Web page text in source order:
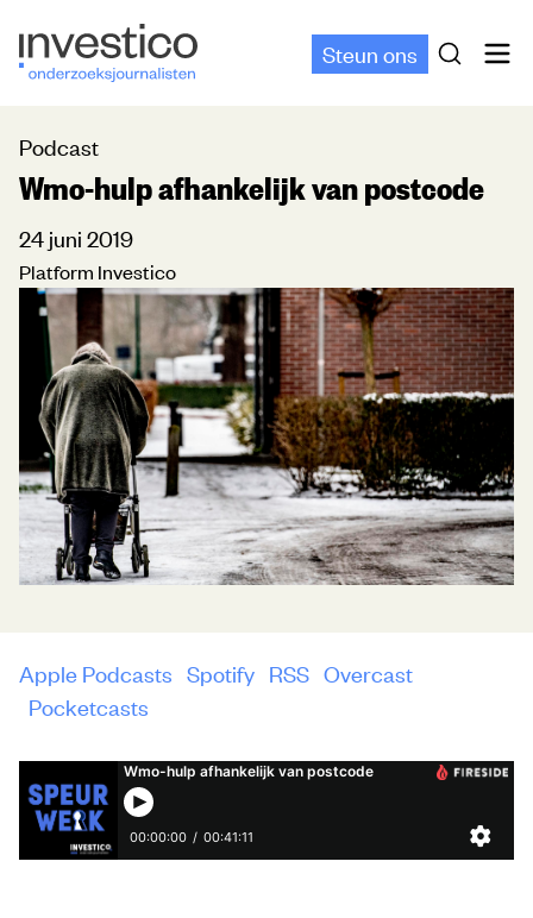
Steun ons
Podcast
Wmo-hulp afhankelijk van postcode
24 juni 2019
Platform Investico
Apple Podcasts Spotify RSS Overcast
Pocketcasts